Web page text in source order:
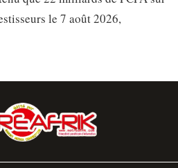
le 7 août 2026,